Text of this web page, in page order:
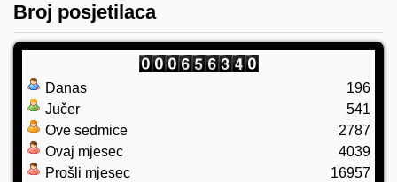
Broj posjetilaca
Danas
Jučer
Ove sedmice
Ovaj mjesec
Prošli mjesec
196
541
2787
4039
16957